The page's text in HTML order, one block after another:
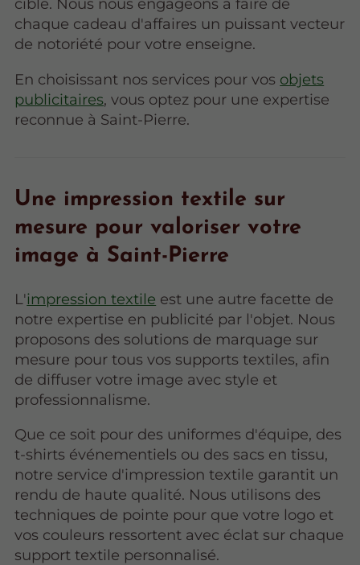
cible. Nous nous engageons à faire de
chaque cadeau d'affaires un puissant vecteur
de notoriété pour votre enseigne.
En choisissant nos services pour vos objets
publicitaires, vous optez pour une expertise
reconnue à Saint-Pierre.
Une impression textile sur
mesure pour valoriser votre
image à Saint-Pierre
L'impression textile est une autre facette de
notre expertise en publicité par l'objet. Nous
proposons des solutions de marquage sur
mesure pour tous vos supports textiles, afin
de diffuser votre image avec style et
professionnalisme.
Que ce soit pour des uniformes d'équipe, des
t-shirts événementiels ou des sacs en tissu,
notre service d'impression textile garantit un
rendu de haute qualité. Nous utilisons des
techniques de pointe pour que votre logo et
vos couleurs ressortent avec éclat sur chaque
support textile personnalisé.